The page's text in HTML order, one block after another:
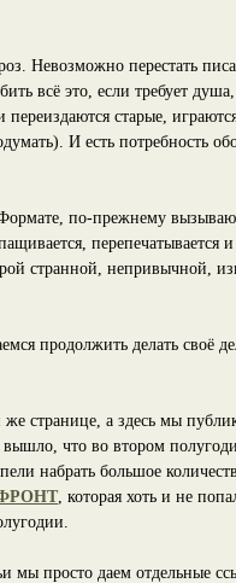
Невозможно перестать
всё это, если требует
старые,
И есть потребность
по-прежнему
перепечатывается и
странной, непривычной,
продолжить делать своё
странице, а здесь мы
вышло, что во втором
набрать большое
, которая хоть и не
мы просто даем отдельные